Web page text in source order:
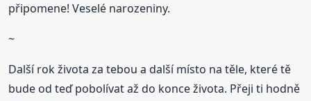
připomene! Veselé narozeniny.
~
Další rok života za tebou a další místo na těle, které tě
bude od teď pobolívat až do konce života. Přeji ti hodně